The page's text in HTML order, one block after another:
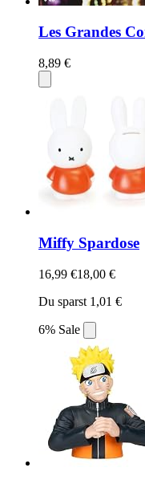
Les Grandes
8,89 €
Miffy Spardose
16,99 €18,00 €
Du sparst 1,01 €
6% Sale